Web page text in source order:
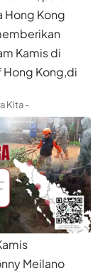
Hong Kong
Kamis di
Hong Kong,di
Kita -
Meilano